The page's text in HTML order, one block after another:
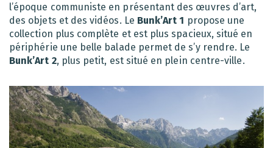
l’époque communiste en présentant des œuvres d’art,
des objets et des vidéos. Le Bunk’Art 1 propose une
collection plus complète et est plus spacieux, situé en
périphérie une belle balade permet de s’y rendre. Le
Bunk’Art 2, plus petit, est situé en plein centre-ville.